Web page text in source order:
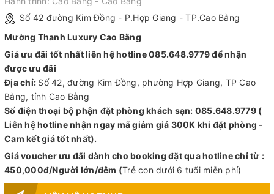
Số 42 đường Kim Đồng - P.Hợp Giang - TP.Cao Bằng
Mường Thanh Luxury Cao Bằng
Giá ưu đãi tốt nhất liên hệ hotline 085.648.9779 để nhận
được ưu đãi
Địa chỉ: Số 42, đường Kim Đồng, phường Hợp Giang, TP Cao
Bằng, tỉnh Cao Bằng
Số điện thoại bộ phận đặt phòng khách sạn: 085.648.9779 (
Liên hệ hotline nhận ngay mã giảm giá 300K khi đặt phòng -
Cam kết giá tốt nhất).
Giá voucher ưu đãi dành cho booking đặt qua hotline chỉ từ :
450,000đ/Người lớn/đêm (Trẻ con dưới 6 tuổi miễn phí)